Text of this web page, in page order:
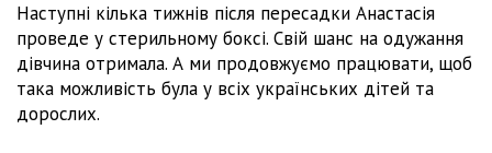
Наступні кілька тижнів після пересадки Анастасія
проведе у стерильному боксі. Свій шанс на одужання
дівчина отримала. А ми продовжуємо працювати, щоб
така можливість була у всіх українських дітей та
дорослих.